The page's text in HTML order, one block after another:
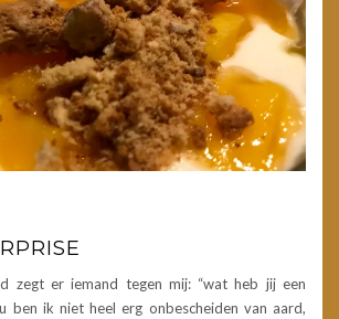
zegt er iemand tegen mij: “wat heb jij een
ben ik niet heel erg onbescheiden van aard,